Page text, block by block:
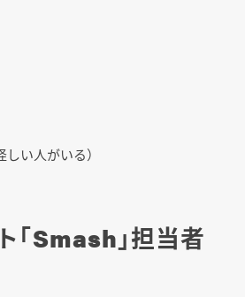
い人がいる）
「Smash」担当者